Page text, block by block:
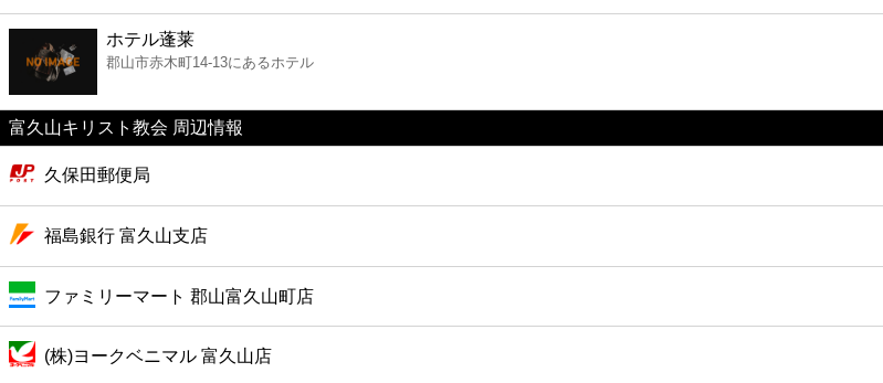
ファーストフード
カフェ
ショッピング
公共
病院
ホテル
ホテル蓬莱
郡山市赤木町14-13にあるホテル
富久山キリスト教会 周辺情報
久保田郵便局
福島銀行 富久山支店
ファミリーマート 郡山富久山町店
(株)ヨークベニマル 富久山店